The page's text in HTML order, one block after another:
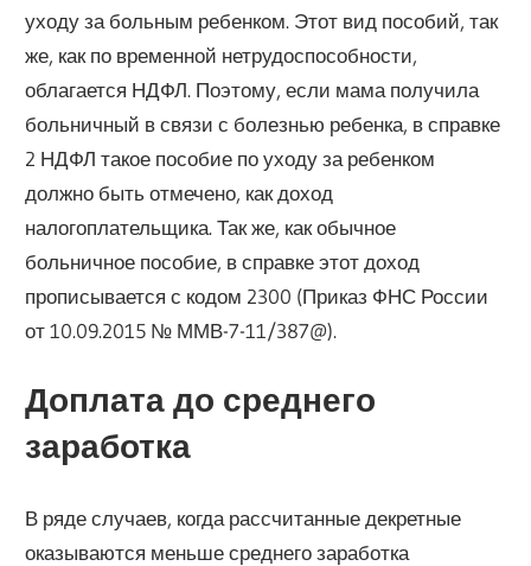
уходу за больным ребенком. Этот вид пособий, так
же, как по временной нетрудоспособности,
облагается НДФЛ. Поэтому, если мама получила
больничный в связи с болезнью ребенка, в справке
2 НДФЛ такое пособие по уходу за ребенком
должно быть отмечено, как доход
налогоплательщика. Так же, как обычное
больничное пособие, в справке этот доход
прописывается с кодом 2300 (Приказ ФНС России
от 10.09.2015 № ММВ-7-11/387@).
Доплата до среднего
заработка
В ряде случаев, когда рассчитанные декретные
оказываются меньше среднего заработка